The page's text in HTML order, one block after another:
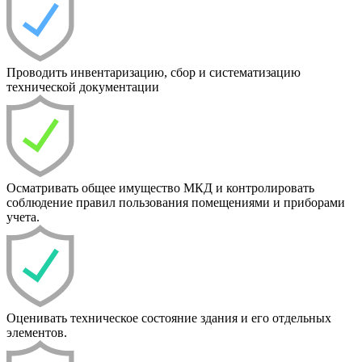
Проводить инвентаризацию, сбор и систематизацию
технической документации
Осматривать общее имущество МКД и контролировать
соблюдение правил пользования помещениями и приборами
учета.
Оценивать техническое состояние здания и его отдельных
элементов.